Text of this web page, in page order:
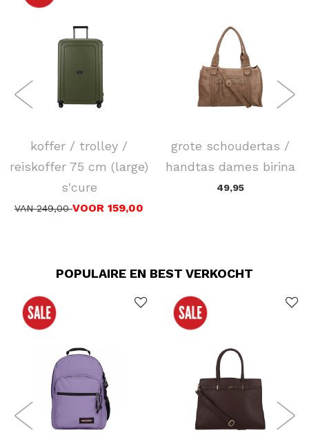
koffer / trolley /
reiskoffer 75 cm (large)
s'cure
VAN 249,00VOOR 159,00
grote schoudertas /
handtas dames birina
49,95
POPULAIRE EN BEST VERKOCHT